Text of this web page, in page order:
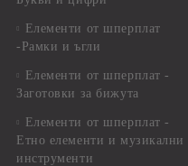
Елементи от шперплат
-Рамки и ъгли
Елементи от шперплат -
Заготовки за бижута
Елементи от шперплат -
Етно елементи и музикални
инструменти